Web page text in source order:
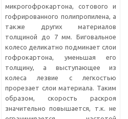
микрогофрокартона, сотового и
гофрированного полипропилена, а
также других материалов
толщиной до 7 мм. Биговальное
колесо деликатно подминает слои
гофрокартона, уменьшая его
толщину, а выступающее из
колеса лезвие с легкостью
прорезает слои материала. Таким
образом, скорость раскроя
значительно повышается, т.к. не